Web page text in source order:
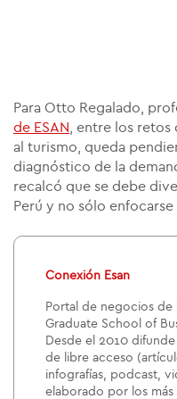
Para Otto Regalado,
de ESAN
, entre los
al turismo, queda
diagnóstico de la
recalcó que se debe
Perú y no sólo enfocarse
Conexión Esan
Portal de negocios de
Graduate School of
Desde el 2010
de libre acceso
infografías, podcast,
elaborado por los más